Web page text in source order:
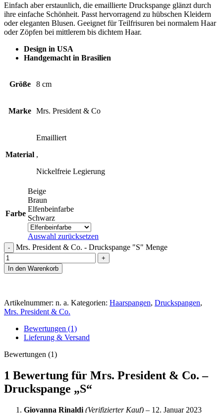
Einfach aber erstaunlich, die emaillierte Druckspange glänzt durch
ihre einfache Schönheit. Passt hervorragend zu hübschen Kleidern
oder eleganten Blusen. Geeignet für Teilfrisuren bei normalem Haar
oder Zöpfen bei mittlerem bis dichtem Haar.
Design in USA
Handgemacht in Brasilien
Größe 8 cm
Marke Mrs. President & Co
Material
Emailliert
,
Nickelfreie Legierung
Farbe
Beige
Braun
Elfenbeinfarbe
Schwarz
Auswahl zurücksetzen
Mrs. President & Co. - Druckspange "S" Menge
In den Warenkorb
Artikelnummer: n. a. Kategorien: Haarspangen, Druckspangen,
Mrs. President & Co.
Bewertungen (1)
Lieferung & Versand
Bewertungen (1)
1 Bewertung für Mrs. President & Co. –
Druckspange „S“
Giovanna Rinaldi (Verifizierter Kauf) – 12. Januar 2023